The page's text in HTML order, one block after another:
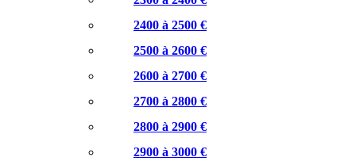
2400 à 2500 €
2500 à 2600 €
2600 à 2700 €
2700 à 2800 €
2800 à 2900 €
2900 à 3000 €